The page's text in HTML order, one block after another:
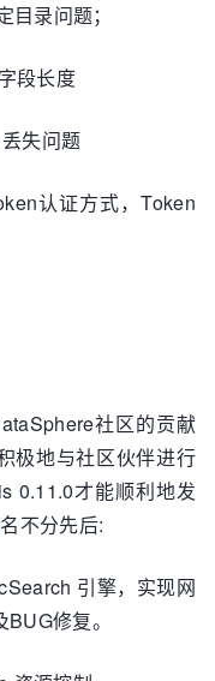
录问题；
段长度
失问题
认证方式，Token
社区的贡献
极地与社区伙伴进行
0.11.0才能顺利地发
不分先后:
引擎，实现网
修复。